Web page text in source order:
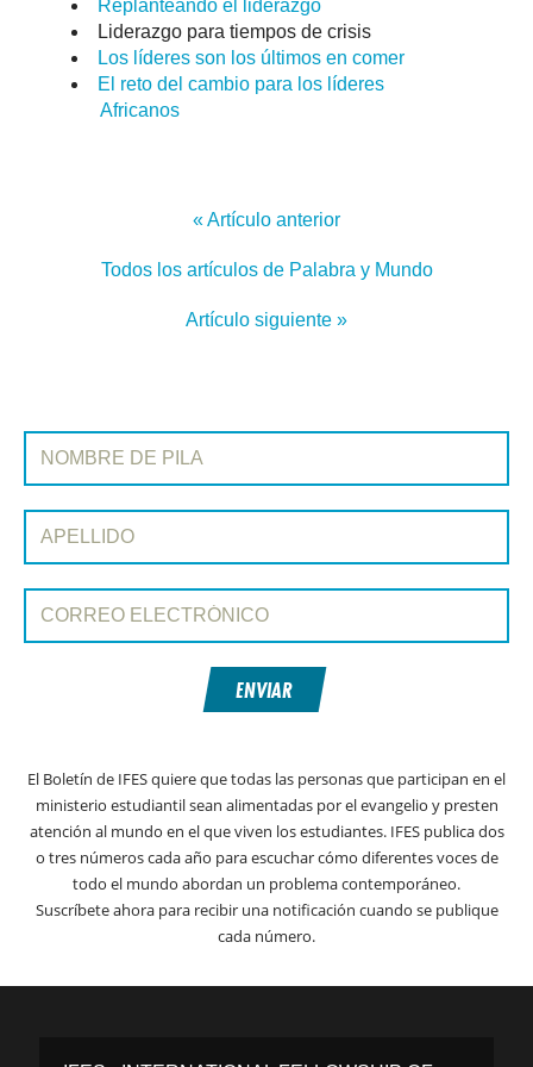
Replanteando el liderazgo
Liderazgo para tiempos de crisis
Los líderes son los últimos en comer
El reto del cambio para los líderes
Africanos
« Artículo anterior
Todos los artículos de Palabra y Mundo
Artículo siguiente »
REGÍSTRATE EN PALABRA Y MUNDO
Nombre de pila:
Apellido:
Correo electrónico:
ENVIAR
El Boletín de IFES quiere que todas las personas que participan en el
ministerio estudiantil sean alimentadas por el evangelio y presten
atención al mundo en el que viven los estudiantes. IFES publica dos
o tres números cada año para escuchar cómo diferentes voces de
todo el mundo abordan un problema contemporáneo.
Suscríbete ahora para recibir una notificación cuando se publique
cada número.